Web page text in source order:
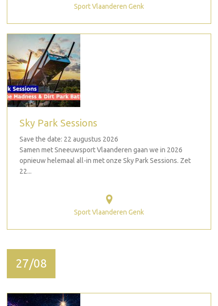
Sport Vlaanderen Genk
Sky Park Sessions
Save the date: 22 augustus 2026
Samen met Sneeuwsport Vlaanderen gaan we in 2026
opnieuw helemaal all-in met onze Sky Park Sessions. Zet
22...
Sport Vlaanderen Genk
27/08